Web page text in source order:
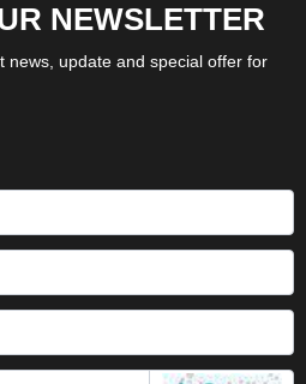
NEWSLETTER
news, update and special offer for